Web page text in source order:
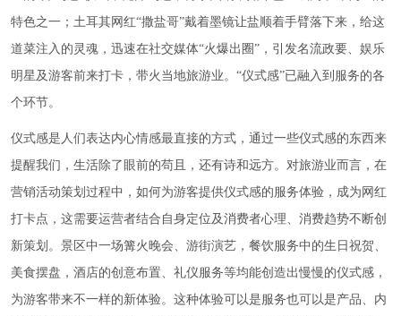
特色之一；土耳其网红“撒盐哥”戴着墨镜让盐顺着手臂落下来，给这
道菜注入的灵魂，迅速在社交媒体“火爆出圈”，引发名流政要、娱乐
明星及游客前来打卡，带火当地旅游业。“仪式感”已融入到服务的各
个环节。
仪式感是人们表达内心情感最直接的方式，通过一些仪式感的东西来
提醒我们，生活除了眼前的苟且，还有诗和远方。对旅游业而言，在
营销活动策划过程中，如何为游客提供仪式感的服务体验，成为网红
打卡点，这需要运营者结合自身定位及消费者心理、消费趋势不断创
新策划。景区中一场篝火晚会、游街演艺，餐饮服务中的生日祝贺、
美食摆盘，酒店的创意布置、礼仪服务等均能创造出慢慢的仪式感，
为游客带来不一样的新体验。这种体验可以是服务也可以是产品、内